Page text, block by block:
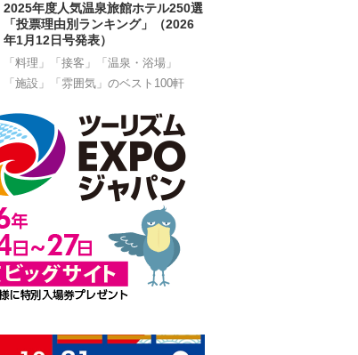
2025年度人気温泉旅館ホテル250選
「投票理由別ランキング」（2026
年1月12日号発表）
「料理」「接客」「温泉・浴場」
「施設」「雰囲気」のベスト100軒